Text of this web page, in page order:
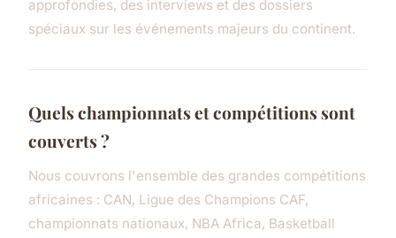
approfondies, des interviews et des dossiers
spéciaux sur les événements majeurs du continent.
Quels championnats et compétitions sont
couverts ?
Nous couvrons l'ensemble des grandes compétitions
africaines : CAN, Ligue des Champions CAF,
championnats nationaux, NBA Africa, Basketball